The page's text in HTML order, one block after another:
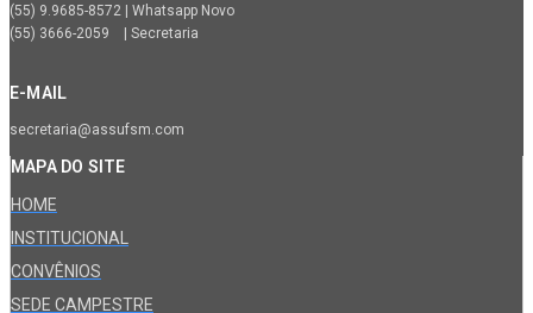
(55) 9.9685-8572 | Whatsapp Novo
(55) 3666-2059 | Secretaria
E-MAIL
secretaria@assufsm.com
MAPA DO SITE
HOME
INSTITUCIONAL
CONVÊNIOS
SEDE CAMPESTRE